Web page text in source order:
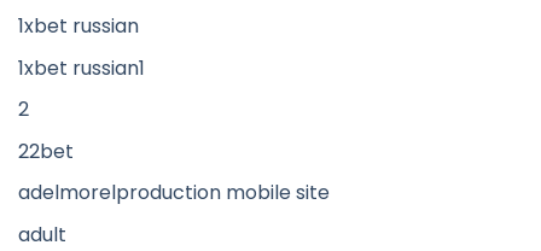
1xbet russian
1xbet russian1
2
22bet
adelmorelproduction mobile site
adult